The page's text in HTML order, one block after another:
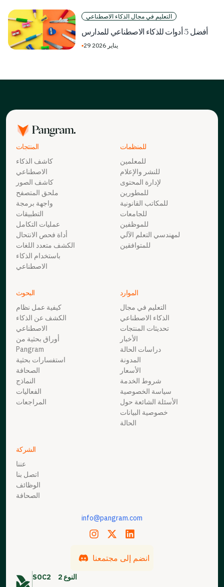
التعليم في مجال الذكاء الاصطناعي
أفضل 5 أدوات للذكاء الاصطناعي للمدارس
▪ 29 يناير 2026
المنتجات
كاشف الذكاء
الاصطناعي
كاشف الصور
ملحق المتصفح
واجهة برمجة
التطبيقات
عمليات التكامل
أداة فحص الانتحال
الكشف متعدد اللغات
باستخدام الذكاء
الاصطناعي
للمنظمات
للمعلمين
للنشر والإعلام
لإدارة المحتوى
للمطورين
للمكاتب القانونية
للجامعات
للموظفين
لمهندسي التعلم الآلي
للمتوافقين
البحوث
كيفية عمل نظام
الكشف عن الذكاء
الاصطناعي
أوراق بحثية من
Pangram
استفسارات بحثية
الصحافة
النماذج
الفعاليات
المراجعات
الموارد
التعليم في مجال
الذكاء الاصطناعي
تحديثات المنتجات
الأخبار
دراسات الحالة
المدونة
الأسعار
شروط الخدمة
سياسة الخصوصية
الأسئلة الشائعة حول
خصوصية البيانات
الحالة
الشركة
عننا
اتصل بنا
الوظائف
الصحافة
SOC2 النوع 2
info@pangram.com
انضم إلى مجتمعنا